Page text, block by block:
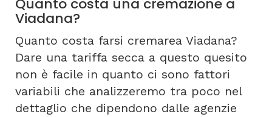
Quanto costa una cremazione a
Viadana?
Quanto costa farsi cremarea Viadana?
Dare una tariffa secca a questo quesito
non è facile in quanto ci sono fattori
variabili che analizzeremo tra poco nel
dettaglio che dipendono dalle agenzie